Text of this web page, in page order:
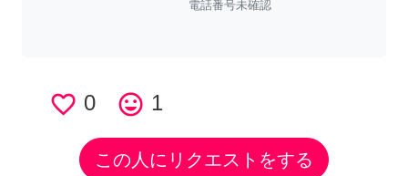
電話番号未確認
favorite_border 0 tag_faces 1
この人にリクエストをする